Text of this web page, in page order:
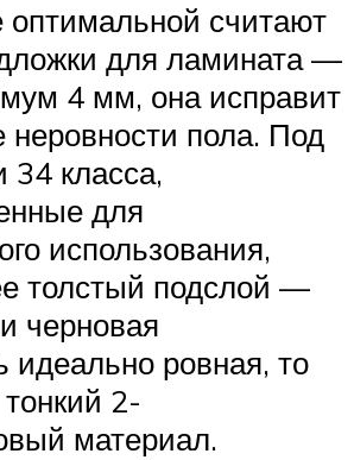
оптимальной считают
для ламината —
4 мм, она исправит
пола. Под
класса,
для
использования,
толстый подслой —
черновая
идеально ровная, то
2-
материал.